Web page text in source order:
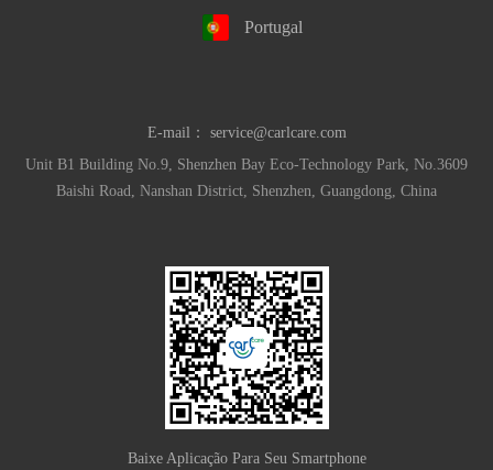
Portugal
E-mail： service@carlcare.com
Unit B1 Building No.9, Shenzhen Bay Eco-Technology Park, No.3609
Baishi Road, Nanshan District, Shenzhen, Guangdong, China
Baixe Aplicação Para Seu Smartphone